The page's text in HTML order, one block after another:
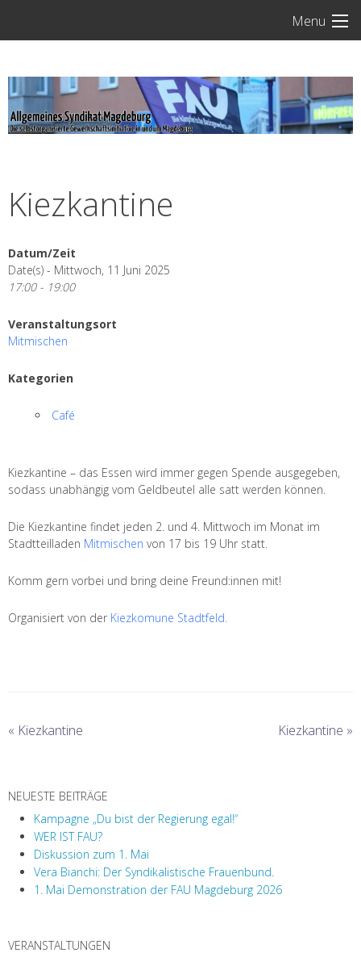
Menu
Kiezkantine
Datum/Zeit
Date(s) - Mittwoch, 11 Juni 2025
17:00 - 19:00
Veranstaltungsort
Mitmischen
Kategorien
Café
Kiezkantine – das Essen wird immer gegen Spende ausgegeben,
sodass unabhängig vom Geldbeutel alle satt werden können.
Die Kiezkantine findet jeden 2. und 4. Mittwoch im Monat im
Stadtteilladen Mitmischen von 17 bis 19 Uhr statt.
Komm gern vorbei und bring deine Freund:innen mit!
Organisiert von der Kiezkomune Stadtfeld.
« Kiezkantine Kiezkantine »
NEUESTE BEITRÄGE
Kampagne „Du bist der Regierung egal!“
WER IST FAU?
Diskussion zum 1. Mai
Vera Bianchi: Der Syndikalistische Frauenbund.
1. Mai Demonstration der FAU Magdeburg 2026
VERANSTALTUNGEN